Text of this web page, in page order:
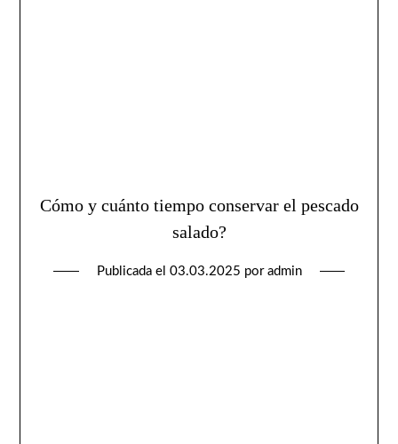
Cómo y cuánto tiempo conservar el pescado
salado?
Publicada el 03.03.2025 por admin